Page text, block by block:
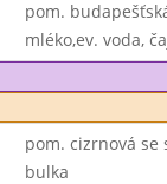
pom.
mléko,ev. voda,
pom. cizrnová se
bulka